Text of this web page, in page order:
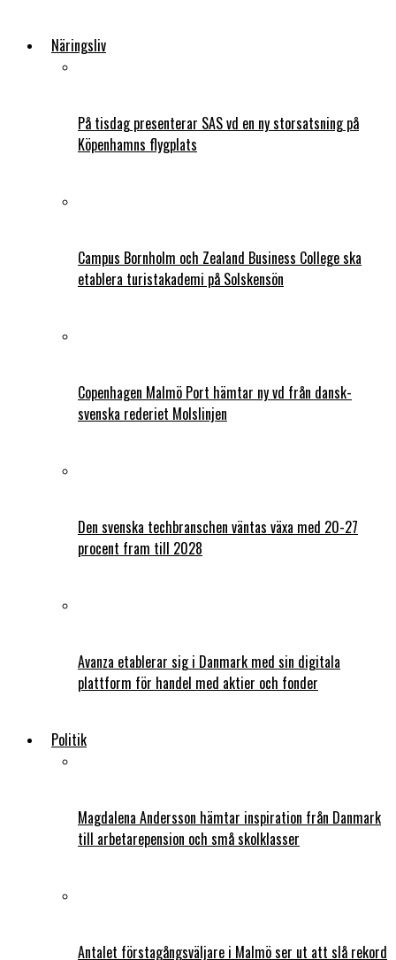
Näringsliv
På tisdag presenterar SAS vd en ny storsatsning på
Köpenhamns flygplats
Campus Bornholm och Zealand Business College ska
etablera turistakademi på Solskensön
Copenhagen Malmö Port hämtar ny vd från dansk-
svenska rederiet Molslinjen
Den svenska techbranschen väntas växa med 20-27
procent fram till 2028
Avanza etablerar sig i Danmark med sin digitala
plattform för handel med aktier och fonder
Politik
Magdalena Andersson hämtar inspiration från Danmark
till arbetarepension och små skolklasser
Antalet förstagångsväljare i Malmö ser ut att slå rekord